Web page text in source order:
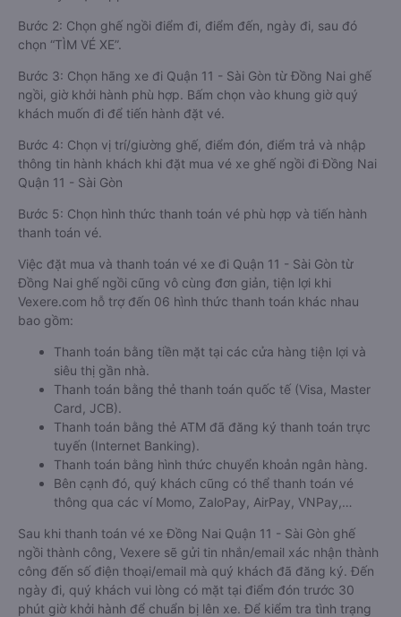
Bước 2: Chọn ghế ngồi điểm đi, điểm đến, ngày đi, sau đó
chọn “TÌM VÉ XE”.
Bước 3: Chọn hãng xe đi Quận 11 - Sài Gòn từ Đồng Nai ghế
ngồi, giờ khởi hành phù hợp. Bấm chọn vào khung giờ quý
khách muốn đi để tiến hành đặt vé.
Bước 4: Chọn vị trí/giường ghế, điểm đón, điểm trả và nhập
thông tin hành khách khi đặt mua vé xe ghế ngồi đi Đồng Nai
Quận 11 - Sài Gòn
Bước 5: Chọn hình thức thanh toán vé phù hợp và tiến hành
thanh toán vé.
Việc đặt mua và thanh toán vé xe đi Quận 11 - Sài Gòn từ
Đồng Nai ghế ngồi cũng vô cùng đơn giản, tiện lợi khi
Vexere.com hỗ trợ đến 06 hình thức thanh toán khác nhau
bao gồm:
Thanh toán bằng tiền mặt tại các cửa hàng tiện lợi và
siêu thị gần nhà.
Thanh toán bằng thẻ thanh toán quốc tế (Visa, Master
Card, JCB).
Thanh toán bằng thẻ ATM đã đăng ký thanh toán trực
tuyến (Internet Banking).
Thanh toán bằng hình thức chuyển khoản ngân hàng.
Bên cạnh đó, quý khách cũng có thể thanh toán vé
thông qua các ví Momo, ZaloPay, AirPay, VNPay,…
Sau khi thanh toán vé xe Đồng Nai Quận 11 - Sài Gòn ghế
ngồi thành công, Vexere sẽ gửi tin nhắn/email xác nhận thành
công đến số điện thoại/email mà quý khách đã đăng ký. Đến
ngày đi, quý khách vui lòng có mặt tại điểm đón trước 30
phút giờ khởi hành để chuẩn bị lên xe. Để kiểm tra tình trạng